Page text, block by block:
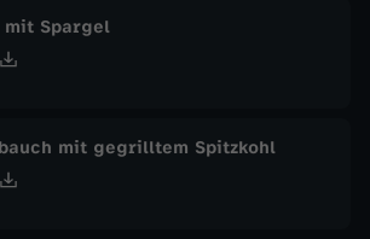
mit Spargel
mit gegrilltem Spitzkohl